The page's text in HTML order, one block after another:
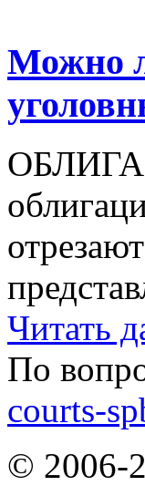
Можно
Читать
По
courts-
© 2006-